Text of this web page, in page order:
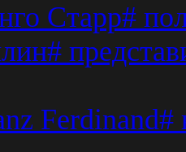
Старр#